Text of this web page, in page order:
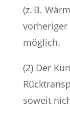
(z. B.
möglich.
(2) Der
soweit